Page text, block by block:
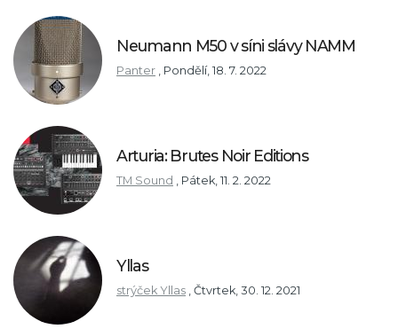
Neumann M50 v síni slávy NAMM
Panter Pondělí, 18. 7. 2022
Arturia: Brutes Noir Editions
TM Sound Pátek, 11. 2. 2022
Yllas
strýček Yllas Čtvrtek, 30. 12. 2021